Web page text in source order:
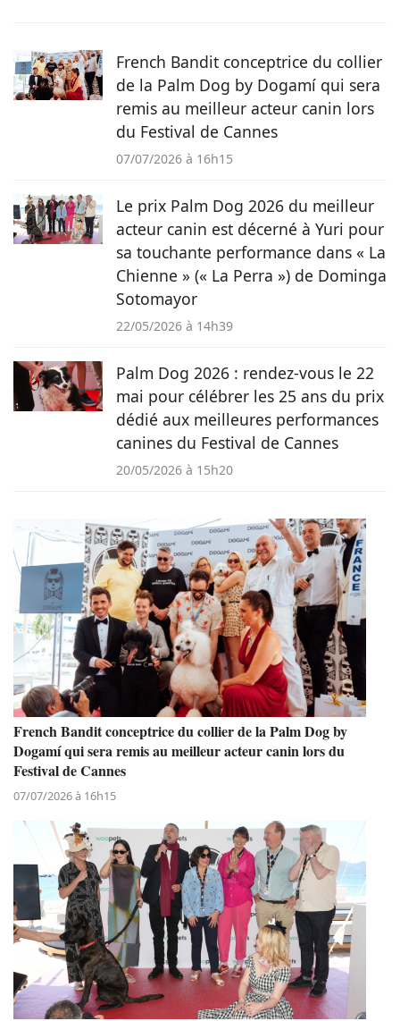
faire profiter quotidiennement les lecteurs de Pets Dating.
French Bandit conceptrice du collier
de la Palm Dog by Dogamí qui sera
remis au meilleur acteur canin lors
du Festival de Cannes
07/07/2026 à 16h15
Le prix Palm Dog 2026 du meilleur
acteur canin est décerné à Yuri pour
sa touchante performance dans « La
Chienne » (« La Perra ») de Dominga
Sotomayor
22/05/2026 à 14h39
Palm Dog 2026 : rendez-vous le 22
mai pour célébrer les 25 ans du prix
dédié aux meilleures performances
canines du Festival de Cannes
20/05/2026 à 15h20
French Bandit conceptrice du collier de la Palm Dog by
Dogamí qui sera remis au meilleur acteur canin lors du
Festival de Cannes
07/07/2026 à 16h15